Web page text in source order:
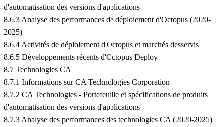
d'automatisation des versions d'applications
8.6.3 Analyse des performances de déploiement d'Octopus (2020-
2025)
8.6.4 Activités de déploiement d'Octopus et marchés desservis
8.6.5 Développements récents d'Octopus Deploy
8.7 Technologies CA
8.7.1 Informations sur CA Technologies Corporation
8.7.2 CA Technologies - Portefeuille et spécifications de produits
d'automatisation des versions d'applications
8.7.3 Analyse des performances des technologies CA (2020-2025)